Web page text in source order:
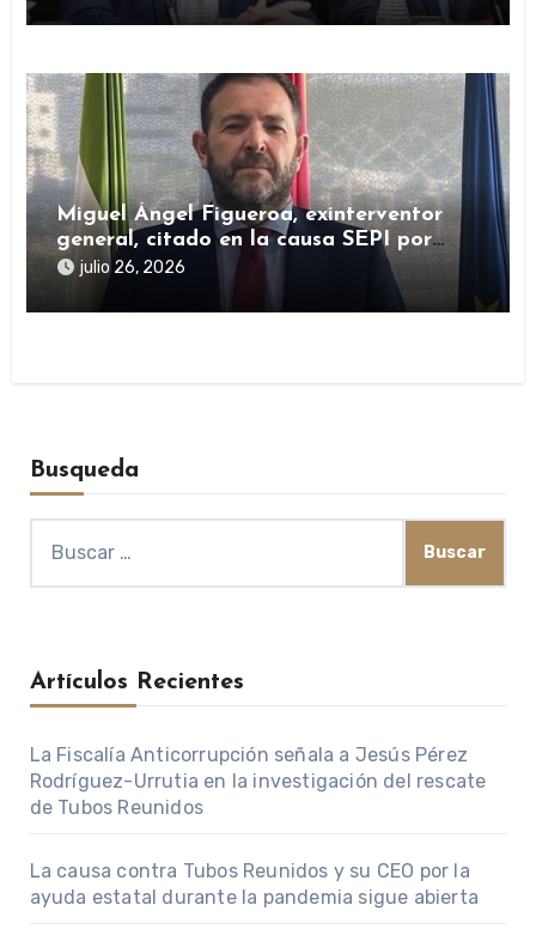
Miguel Ángel Figueroa, exinterventor
general, citado en la causa SEPI por
presuntas irregularidades en ayudas
julio 26, 2026
Busqueda
Artículos Recientes
La Fiscalía Anticorrupción señala a Jesús Pérez
Rodríguez-Urrutia en la investigación del rescate
de Tubos Reunidos
La causa contra Tubos Reunidos y su CEO por la
ayuda estatal durante la pandemia sigue abierta